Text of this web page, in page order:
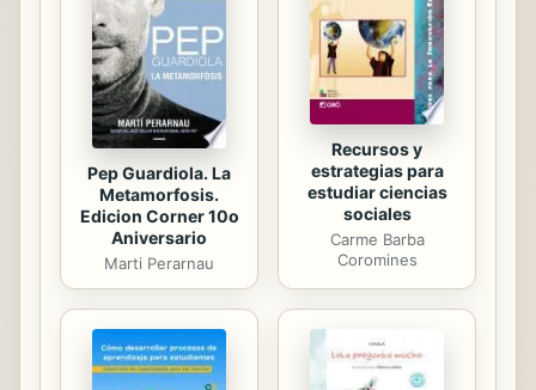
encuentra sola y sin dinero en un
país extranjero. Las circunstancias la
llevan a trabajar como camarera en
un...
Pep Guardiola. La
Metamorfosis.
Edicion Corner 10o
Aniversario
Marti Perarnau
Recursos y
estrategias para
estudiar ciencias
sociales
Carme Barba
Coromines